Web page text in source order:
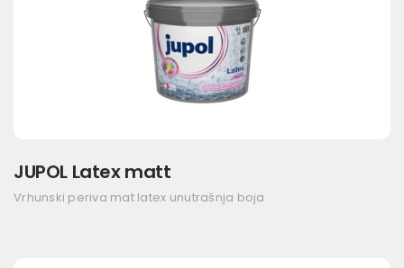
JUPOL Latex matt
Vrhunski periva mat latex unutrašnja boja